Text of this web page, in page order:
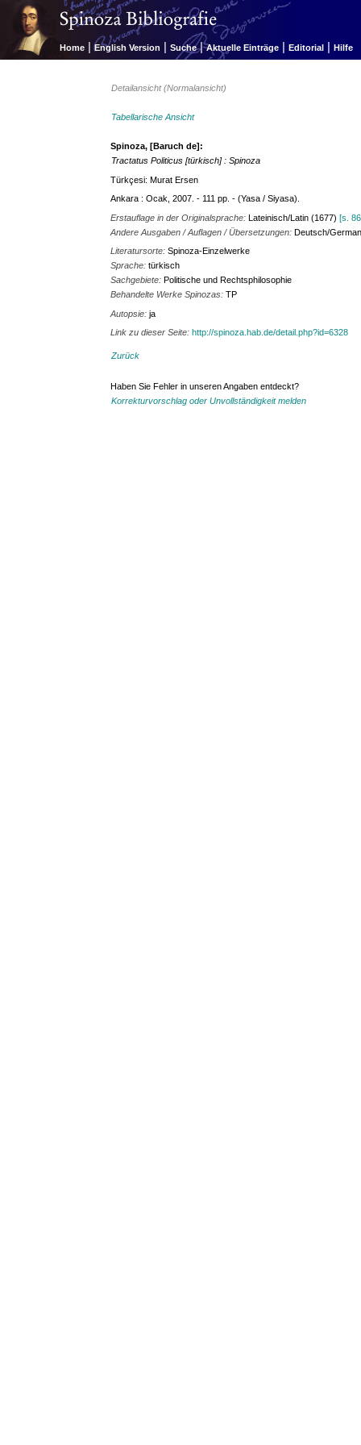
Home | English Version | Suche | Aktuelle Einträge | Editorial | Hilfe
Detailansicht (Normalansicht)
Tabellarische Ansicht
Spinoza, [Baruch de]:
Tractatus Politicus [türkisch] : Spinoza
Türkçesi: Murat Ersen
Ankara : Ocak, 2007. - 111 pp. - (Yasa / Siyasa).
Erstauflage in der Originalsprache:Lateinisch/Latin (1677)[s.
Andere Ausgaben / Auflagen / Übersetzungen:Deutsch/
Literatursorte:Spinoza-Einzelwerke
Sprache:türkisch
Sachgebiete:Politische und Rechtsphilosophie
Behandelte Werke Spinozas:TP
Autopsie:ja
Link zu dieser Seite:http://spinoza.hab.de/detail.php?id=6328
Zurück
Haben Sie Fehler in unseren Angaben entdeckt?
Korrekturvorschlag oder Unvollständigkeit melden